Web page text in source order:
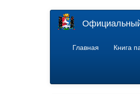
Официальный
Главная Книга